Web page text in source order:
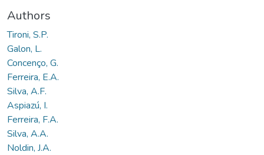
Authors
Tironi, S.P.
Galon, L.
Concenço, G.
Ferreira, E.A.
Silva, A.F.
Aspiazú, I.
Ferreira, F.A.
Silva, A.A.
Noldin, J.A.